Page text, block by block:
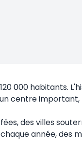
000 habitants.
centre
des villes
année, des